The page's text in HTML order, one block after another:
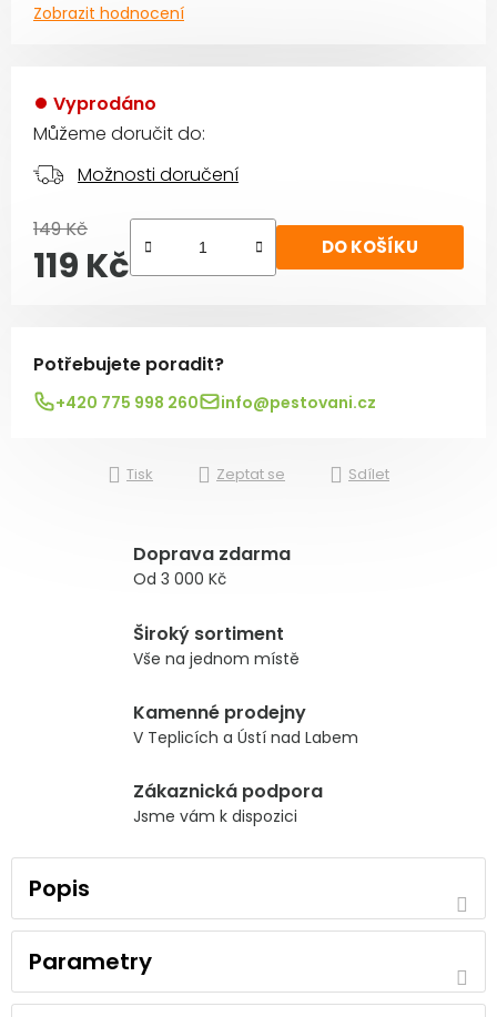
Zobrazit hodnocení
Vyprodáno
Můžeme doručit do:
Možnosti doručení
149 Kč
119 Kč DO KOŠÍKU
Potřebujete poradit?
+420 775 998 260 info@pestovani.cz
Tisk Zeptat se Sdílet
Doprava zdarma
Od 3 000 Kč
Široký sortiment
Vše na jednom místě
Kamenné prodejny
V Teplicích a Ústí nad Labem
Zákaznická podpora
Jsme vám k dispozici
Popis
Parametry